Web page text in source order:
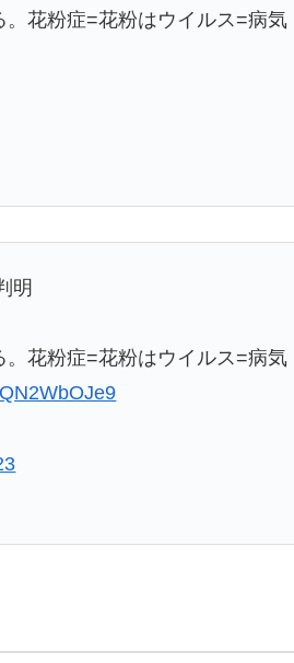
花粉症=花粉はウイルス=病気
明
花粉症=花粉はウイルス=病気